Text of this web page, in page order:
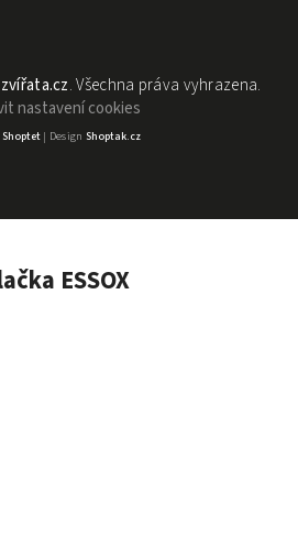
. Všechna práva vyhrazena.
nastavení cookies
Shoptet| Design Shoptak.cz
ESSOX